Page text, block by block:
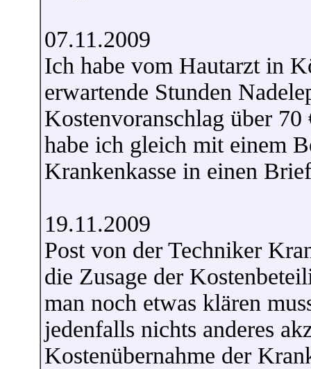
07.11.2009
Ich habe vom Hautarzt in
erwartende Stunden
Kostenvoranschlag über
habe ich gleich mit einem
Krankenkasse in einen
19.11.2009
Post von der Techniker
die Zusage der
man noch etwas klären
jedenfalls nichts anderes
Kostenübernahme der